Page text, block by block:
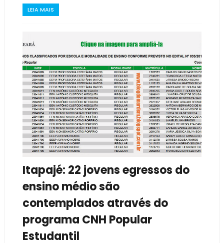
LEIA MAIS
Itapajé: 22 jovens egressos do
ensino médio são
contemplados através do
programa CNH Popular
Estudantil